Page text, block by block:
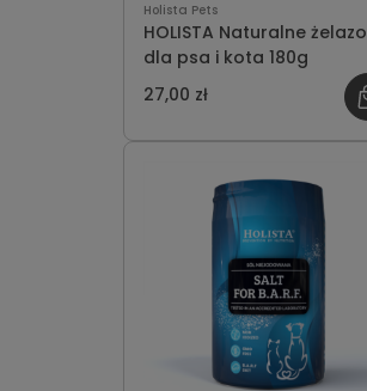
Holista Pets
HOLISTA Naturalne żelazo
dla psa i kota 180g
27,00 zł